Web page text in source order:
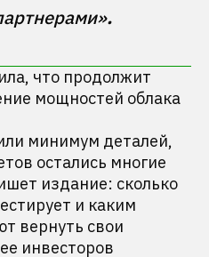
.
что продолжит
мощностей облака
минимум деталей,
остались многие
издание: сколько
и каким
вернуть свои
инвесторов